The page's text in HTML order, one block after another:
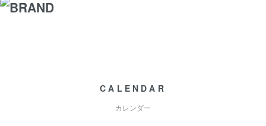
CALENDAR
カレンダー